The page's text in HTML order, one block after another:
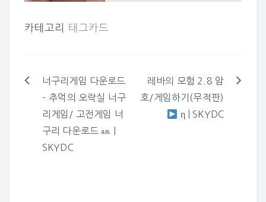
카테고리 태그카드
글
너구리게임 다운로드
– 추억의 오락실 너구
리게임/ 고전게임 너
구리 다운로드 ㏂ |
SKYDC
레바의 모험 2.8 암
호/게임하기(무적판)
η | SKYDC